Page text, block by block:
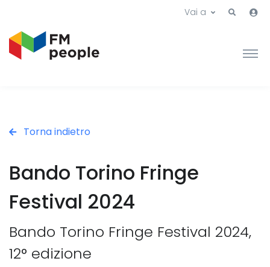
Vai a
Torna indietro
Bando Torino Fringe
Festival 2024
Bando Torino Fringe Festival 2024,
12° edizione